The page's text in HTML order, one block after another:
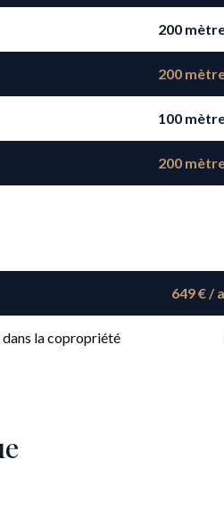
200
200
100
200
649 € /
la copropriété